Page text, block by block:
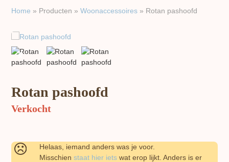
Home » Producten »Woon​accessoires » Rotan pashoofd
previous
slide
slide
Rotan pashoofd
Verkocht
Helaas, iemand anders was je voor.
Misschienstaat hier iets wat erop lijkt. Anders is er